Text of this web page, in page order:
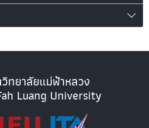
ทยาลัยแม่ฟ้าหลวง
Luang University